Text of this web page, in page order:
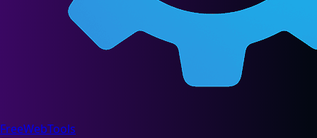
FreeWebTools